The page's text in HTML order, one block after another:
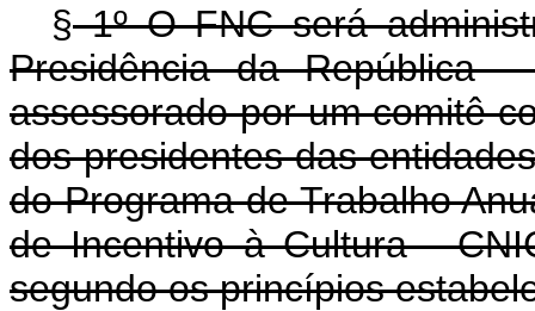
§1º O FNC será
Presidência da República
assessorado por um comitê
dos presidentes das
do Programa de Trabalho
de Incentivo à Cultura -
segundo os princípios